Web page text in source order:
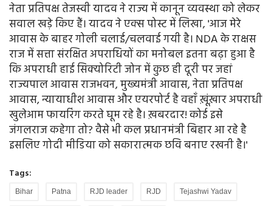
नेता प्रतिपक्ष तेजस्वी यादव ने राज्य में कानून व्यवस्था को लेकर
सवाल खड़े किए हैं। यादव ने एक्स पोस्ट में लिखा, 'आज मेरे
आवास के बाहर गोली चलाई/चलवाई गयी है। NDA के राक्षस
राज में सत्ता संरक्षित अपराधियों का मनोबल इतना बढ़ा हुआ है
कि अपराधी हाई सिक्योरिटी जोन में कुछ ही दूरी पर जहां
राज्यपाल आवास राजभवन, मुख्यमंत्री आवास, नेता प्रतिपक्ष
आवास, न्यायाधीश आवास और एयरपोर्ट है वहाँ ख़ूंख़ार अपराधी
खुलेआम फायरिंग करते घूम रहे है। ख़बरदार! कोई इसे
जंगलराज कहेगा तो? वैसे भी कल प्रधानमंत्री बिहार आ रहे है
इसलिए गोदी मीडिया को सकारात्मक छवि बनाए रखनी है।'
Tags:
Bihar Patna RJD leader RJD Tejashwi Yadav